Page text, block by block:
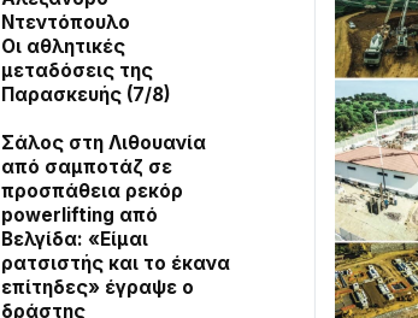
Ντεντόπουλο
Οι αθλητικές
μεταδόσεις της
Παρασκευής (7/8)
Σάλος στη Λιθουανία
από σαμποτάζ σε
προσπάθεια ρεκόρ
powerlifting από
Βελγίδα: «Είμαι
ρατσιστής και το έκανα
επίτηδες» έγραψε ο
δράστης